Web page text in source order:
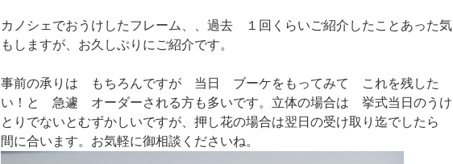
カノシェでおうけしたフレーム、、過去 １回くらいご紹介したことあった気
もしますが、お久しぶりにご紹介です。
事前の承りは もちろんですが 当日 ブーケをもってみて これを残した
い！と 急遽 オーダーされる方も多いです。立体の場合は 挙式当日のうけ
とりでないとむずかしいですが、押し花の場合は翌日の受け取り迄でしたら
間に合います。お気軽に御相談くださいね。